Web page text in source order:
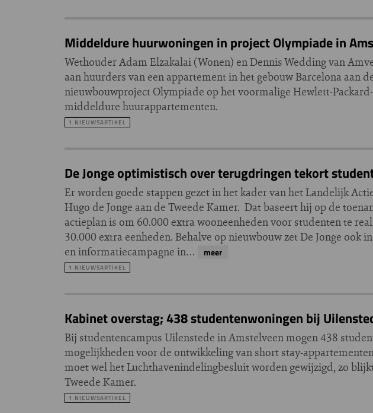
Middeldure huurwoningen in project Olympiade in
Wethouder Adam Elzakalai (Wonen) en Dennis Wedding van
aan huurders van een appartement in het gebouw Barcelona aan
nieuwbouwproject Olympiade op het voormalige Hewlett-
middeldure huurappartementen.
1 NIEUWSARTIKEL
De Jonge optimistisch over terugdringen tekort
Er worden goede stappen gezet in het kader van het Landelijk
Hugo de Jonge aan de Tweede Kamer. Dat baseert hij op de
actieplan is om 60.000 extra wooneenheden voor studenten te
30.000 extra eenheden. Behalve op nieuwbouw zet De Jonge
en informatiecampagne in…
meer
1 NIEUWSARTIKEL
Kabinet overstag; 438 studentenwoningen bij
Bij studentencampus Uilenstede in Amstelveen mogen 438
mogelijkheden voor de ontwikkeling van short stay-
moet wel het Luchthavenindelingbesluit worden gewijzigd, zo
Tweede Kamer.
1 NIEUWSARTIKEL